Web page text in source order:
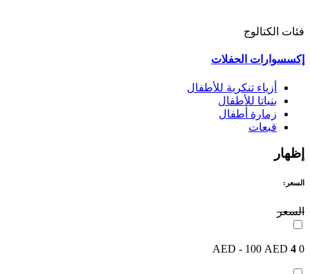
فئات الكتالوج
إكسسوارات الحفلات
أزياء تنكرية للأطفال
بنياتا للأطفال
زمارة أطفال
قبعات
إظهار
السعر:
السعر
0 AED - 100 AED
4